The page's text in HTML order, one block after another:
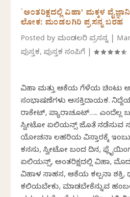
`ಅಂತರಿಕ್ಷದಲ್ಲಿ ವಿಹಾ’ ಮಕ್ಕಳ
ಲೋಕ: ಮಂಡಲಗಿರಿ ಪ್ರಸನ್ನ ಬರಹ
Posted byಮಂಡಲಗಿರಿ ಪ್ರಸನ್ನ
ಪುಸ್ತಕ,ಪುಸ್ತಕ ಸಂಪಿಗೆ |
ವಿಹಾ ಮತ್ತು ಆಕೆಯ ಗೆಳೆಯ ಚಿಂಟು
ಸಂಭಾಷಣೆಗಳು ಆಸಕ್ತಿದಾಯಕ.
ರಾಕೇಟ್, ಪ್ಯಾರಾಚೂಟ್….. ಎಂದೆಲ್ಲ
ಸ್ವೀಟೋ ಏಲಿಯನ್ಸ್ ಜೊತೆ ನಡೆಸುವ
ಯೋಚನಾ ಲಹರಿಯ ವಿಸ್ತಾರಕ್ಕೆ
ಕನಸು, ಸ್ವೀಟೋ ಬಂದ ದಿನ,
ಏಲಿಯನ್ಸ್, ಅಂತರಿಕ್ಷದಲ್ಲಿ ವಿಹಾ,
ವಿಹಾಳ ಸಾಹಸ, ಆಕೆಯ ಕಲ್ಪನಾ ಶಕ್ತಿ,
ಕಲಿಯಬೇಕು, ಮಾಡಬೇಕೆನ್ನುವ